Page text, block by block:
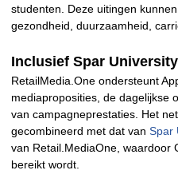
studenten. Deze uitingen
gezondheid, duurzaamheid,
Inclusief Spar University
RetailMedia.One ondersteunt
mediaproposities, de dagelijkse
van campagneprestaties. Het
gecombineerd met dat van Spar
van Retail.MediaOne, waardoor
bereikt wordt.